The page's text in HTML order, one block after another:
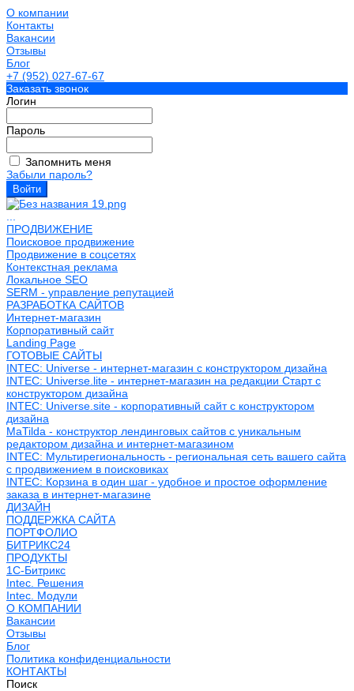
О компании
Контакты
Вакансии
Отзывы
Блог
+7 (952) 027-67-67
Заказать звонок
Логин
Пароль
Запомнить меня
Забыли пароль?
ПРОДВИЖЕНИЕ
Поисковое продвижение
Продвижение в соцсетях
Контекстная реклама
Локальное SEO
SERM - управление репутацией
РАЗРАБОТКА САЙТОВ
Интернет-магазин
Корпоративный сайт
Landing Page
ГОТОВЫЕ САЙТЫ
INTEC: Universe - интернет-магазин с конструктором дизайна
INTEC: Universe.lite - интернет-магазин на редакции Старт с
конструктором дизайна
INTEC: Universe.site - корпоративный сайт с конструктором
дизайна
MaTilda - конструктор лендинговых сайтов с уникальным
редактором дизайна и интернет-магазином
INTEC: Мультирегиональность - региональная сеть вашего сайта
с продвижением в поисковиках
INTEC: Корзина в один шаг - удобное и простое оформление
заказа в интернет-магазине
ДИЗАЙН
ПОДДЕРЖКА САЙТА
ПОРТФОЛИО
БИТРИКС24
ПРОДУКТЫ
1С-Битрикс
Intec. Решения
Intec. Модули
О КОМПАНИИ
Вакансии
Отзывы
Блог
Политика конфиденциальности
КОНТАКТЫ
Поиск